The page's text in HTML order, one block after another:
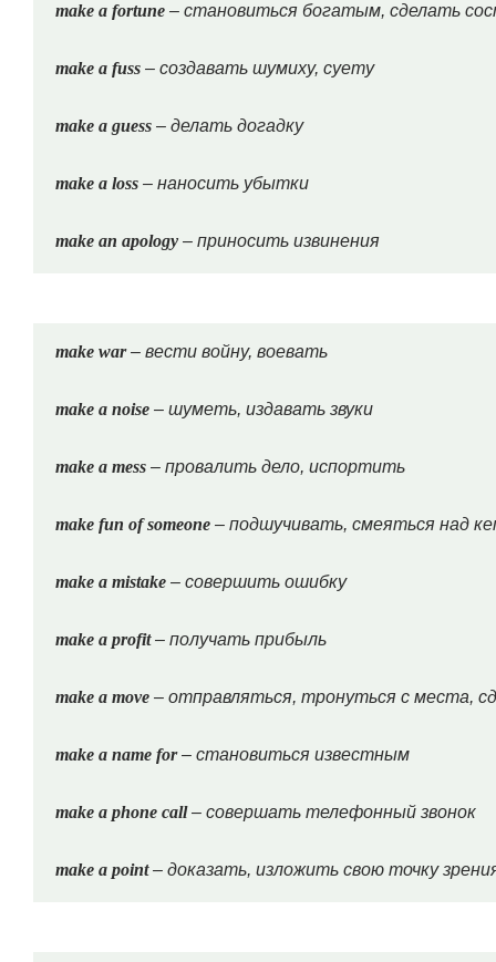
make a fortune – становиться богатым, сделать
make a fuss – создавать шумиху, суету
make a guess – делать догадку
make a loss – наносить убытки
make an apology – приносить извинения
make war– вести войну, воевать
make a noise – шуметь, издавать звуки
make a mess – провалить дело, испортить
make fun of someone – подшучивать, смеяться над
make a mistake – совершить ошибку
make a profit– получать прибыль
make a move – отправляться, тронуться с места,
make a name for– становиться известным
make a phone call– совершать телефонный звонок
make a point– доказать, изложить свою точку